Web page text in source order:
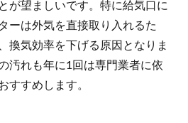
が望ましいです。特に給気口に
ーは外気を直接取り入れるた
換気効率を下げる原因となりま
汚れも年に1回は専門業者に依
すすめします。